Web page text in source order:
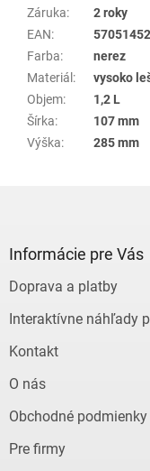
Záruka:
2 roky
EAN:
Farba:
nerez
Materiál :
vysoko
Objem:
1,2 L
Šírka:
107 mm
Výška: 285 mm
Informácie pre Vás
Doprava a platby
Interaktívne náhľady
Kontakt
O nás
Obchodné podmienky
Pre firmy